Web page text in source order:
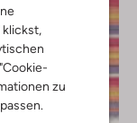
klickst,
zu